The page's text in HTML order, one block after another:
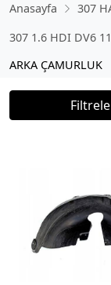
Anasayfa
307
307 1.6 HDI DV6
ARKA ÇAMURLUK
Filtrele